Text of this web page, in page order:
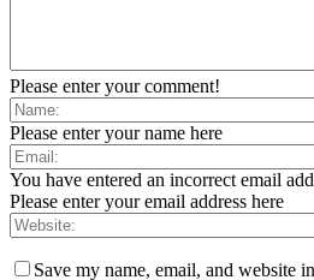
Please enter your comment!
Please enter your name here
You have entered an incorrect email
Please enter your email address here
Save my name, email, and website